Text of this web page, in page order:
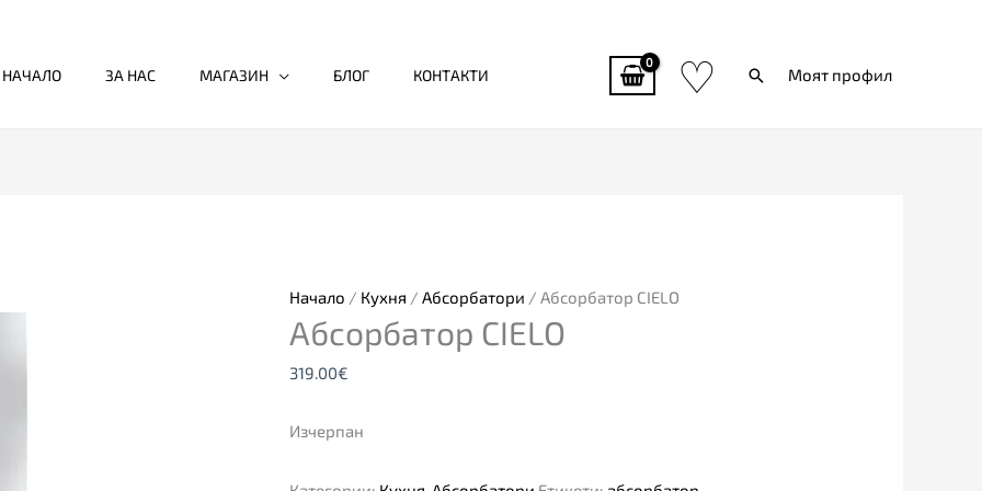
НАЧАЛО ЗА НАС МАГАЗИН БЛОГ КОНТАКТИ ♡ ТърсиМоят профил
Начало / Кухня / Абсорбатори / Абсорбатор CIELO
Абсорбатор CIELO
319.00€
Изчерпан